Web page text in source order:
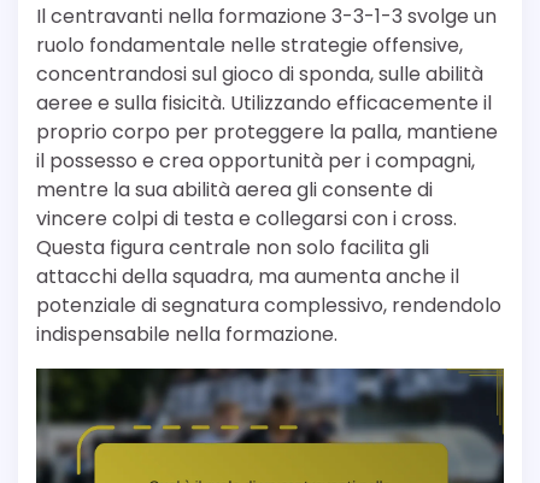
Il centravanti nella formazione 3-3-1-3 svolge un
ruolo fondamentale nelle strategie offensive,
concentrandosi sul gioco di sponda, sulle abilità
aeree e sulla fisicità. Utilizzando efficacemente il
proprio corpo per proteggere la palla, mantiene
il possesso e crea opportunità per i compagni,
mentre la sua abilità aerea gli consente di
vincere colpi di testa e collegarsi con i cross.
Questa figura centrale non solo facilita gli
attacchi della squadra, ma aumenta anche il
potenziale di segnatura complessivo, rendendolo
indispensabile nella formazione.